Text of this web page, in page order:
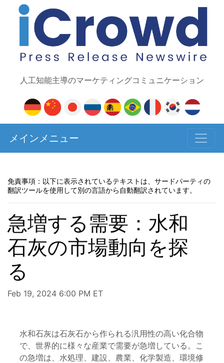
人工知能主導のマーケティングコミュニケーション
メインメニュー
免責事項：以下に表示されているテキストは、サードパーティの
翻訳ツールを使用して別の言語から自動翻訳されています。
急増する需要：水和
石灰の市場動向を探
る
Feb 19, 2024 6:00 PM ET
水和石灰は石灰石から作られる汎用性の高い化合物
で、世界的に様々な産業で需要が急増している。こ
の急増は、水処理、建設、農業、化学製造、環境修